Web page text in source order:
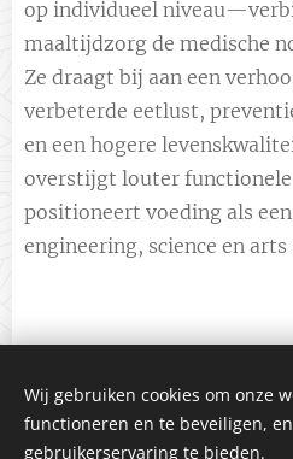
op individueel
maaltijdzorg de medische
Ze draagt bij aan een
verbeterde eetlust,
en een hogere
overstijgt louter
positioneert voeding als
engineering, science en arts
©2025
Cookies
Wij gebruiken cookies om onze
functioneren en te beveiligen,
gebruikerservaring te bieden.